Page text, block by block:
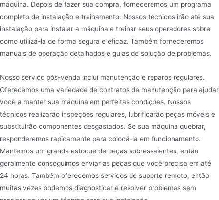
máquina. Depois de fazer sua compra, forneceremos um programa
completo de instalação e treinamento. Nossos técnicos irão até sua
instalação para instalar a máquina e treinar seus operadores sobre
como utilizá-la de forma segura e eficaz. Também forneceremos
manuais de operação detalhados e guias de solução de problemas.
Nosso serviço pós-venda inclui manutenção e reparos regulares.
Oferecemos uma variedade de contratos de manutenção para ajudar
você a manter sua máquina em perfeitas condições. Nossos
técnicos realizarão inspeções regulares, lubrificarão peças móveis e
substituirão componentes desgastados. Se sua máquina quebrar,
responderemos rapidamente para colocá-la em funcionamento.
Mantemos um grande estoque de peças sobressalentes, então
geralmente conseguimos enviar as peças que você precisa em até
24 horas. Também oferecemos serviços de suporte remoto, então
muitas vezes podemos diagnosticar e resolver problemas sem